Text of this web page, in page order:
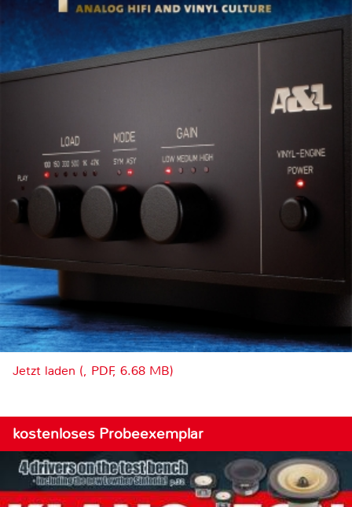
Jetzt laden (, PDF, 6.68 MB)
kostenloses Probeexemplar